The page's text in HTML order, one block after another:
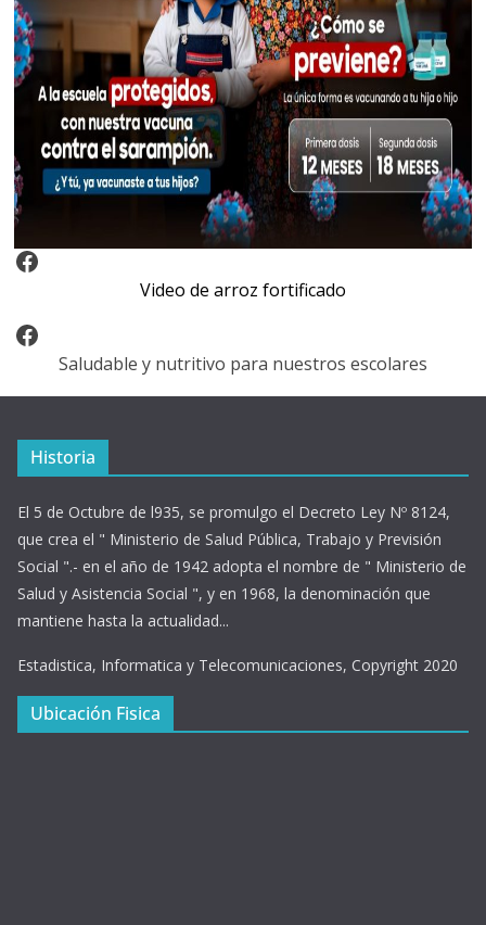
Video Arroz Fortificado
Video de arroz fortificado
Facebook
Saludable y nutritivo para nuestros escolares
Historia
El 5 de Octubre de l935, se promulgo el Decreto Ley Nº 8124,
que crea el " Ministerio de Salud Pública, Trabajo y Previsión
Social ".- en el año de 1942 adopta el nombre de " Ministerio de
Salud y Asistencia Social ", y en 1968, la denominación que
mantiene hasta la actualidad...
Estadistica, Informatica y Telecomunicaciones, Copyright 2020
Ubicación Fisica